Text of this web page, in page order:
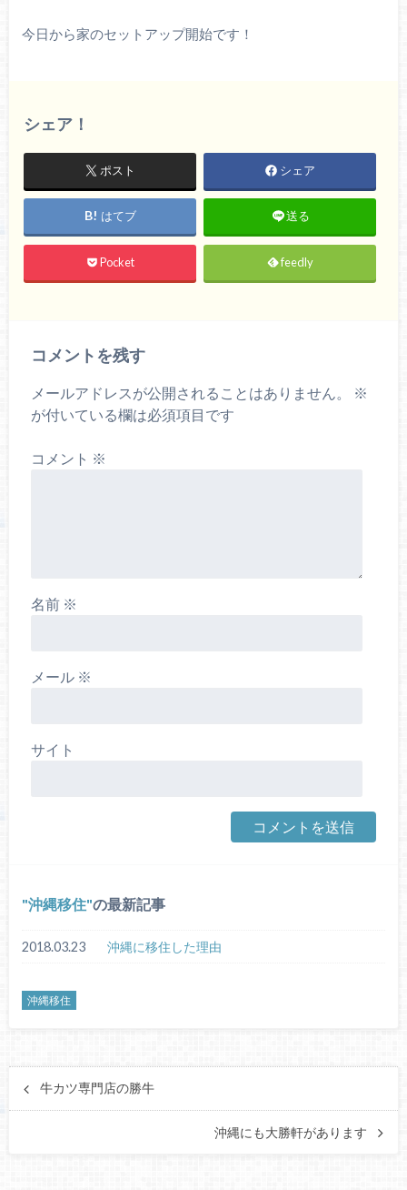
今日から家のセットアップ開始です！
シェア！
ポスト シェア
はてブ 送る
Pocket feedly
コメントを残す
メールアドレスが公開されることはありません。
※
が付いている欄は必須項目です
コメント ※
名前 ※
メール ※
サイト
沖縄移住 の最新記事
2018.03.23 沖縄に移住した理由
沖縄移住
牛カツ専門店の勝牛
沖縄にも大勝軒があります